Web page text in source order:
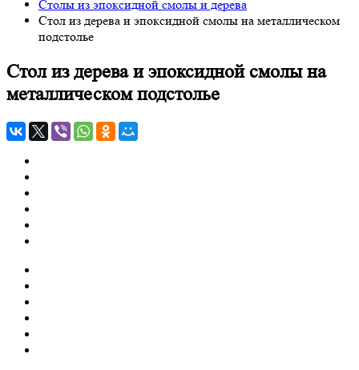
Столы из эпоксидной смолы и дерева
Стол из дерева и эпоксидной смолы на металлическом
подстолье
Стол из дерева и эпоксидной смолы на
металлическом подстолье